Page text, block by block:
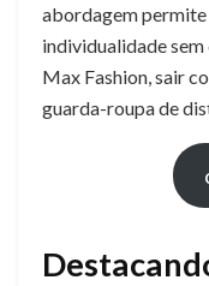
abordagem permite
individualidade
Max Fashion, sair
guarda-roupa de